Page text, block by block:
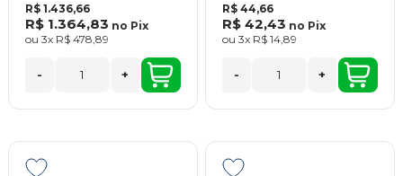
R$ 1.436,66
R$ 1.364,83 no Pix
ou 3x R$ 478,89
- +
R$ 44,66
R$ 42,43 no Pix
ou 3x R$ 14,89
- +